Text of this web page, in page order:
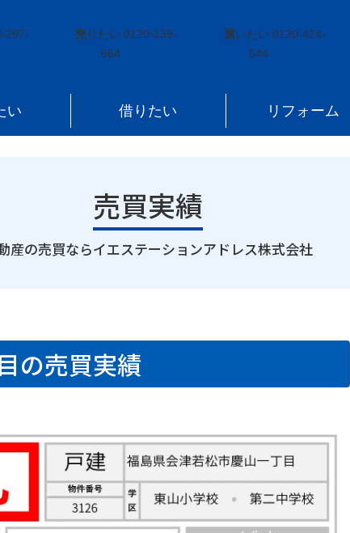
297-
売りたい 0120-139-
664
買いたい 0120-424-
544
い 借りたい リフォーム
売買実績
｜
産の売買ならイエステーションアドレス株式会社
の売買実績